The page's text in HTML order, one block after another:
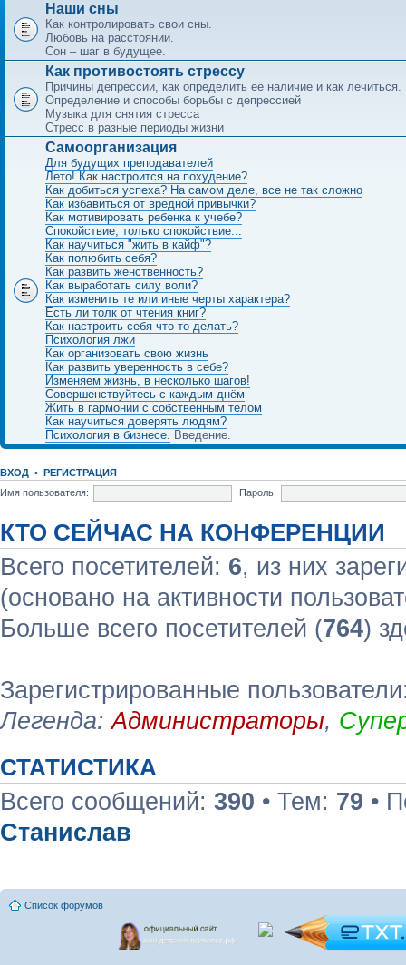
Наши сны
Как контролировать свои сны.
Любовь на расстоянии.
Сон – шаг в будущее.
Как противостоять стрессу
Причины депрессии, как определить её наличие и как лечиться.
Определение и способы борьбы с депрессией
Музыка для снятия стресса
Стресс в разные периоды жизни
Самоорганизация
Для будущих преподавателей
Лето! Как настроится на похудение?
Как добиться успеха? На самом деле, все не так сложно
Как избавиться от вредной привычки?
Как мотивировать ребенка к учебе?
Спокойствие, только спокойствие...
Как научиться "жить в кайф"?
Как полюбить себя?
Как развить женственность?
Как выработать силу воли?
Как изменить те или иные черты характера?
Есть ли толк от чтения книг?
Как настроить себя что-то делать?
Психология лжи
Как организовать свою жизнь
Как развить уверенность в себе?
Изменяем жизнь, в несколько шагов!
Совершенствуйтесь с каждым днём
Жить в гармонии с собственным телом
Как научиться доверять людям?
Психология в бизнесе. Введение.
ВХОД • РЕГИСТРАЦИЯ
Имя пользователя:
Пароль:
КТО СЕЙЧАС НА КОНФЕРЕНЦИИ
Всего посетителей: 6, из них
(основано на активности
Больше всего посетителей (764)
Зарегистрированные
Легенда:Администраторы,
СТАТИСТИКА
Всего сообщений: 390 • Тем: 79 •
Станислав
Список форумов